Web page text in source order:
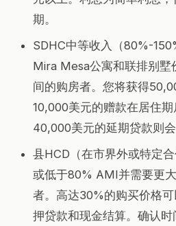
期。
SDHC中等收入（80%-
Mira Mesa公寓和联排别墅
间的购房者。您将获得
10,000美元的赠款在居住
40,000美元的延期贷款则会
县HCD（在市界外或特定
或低于80% AMI并需要更
者。高达30%的购买价格
押贷款和现金结算。确认时